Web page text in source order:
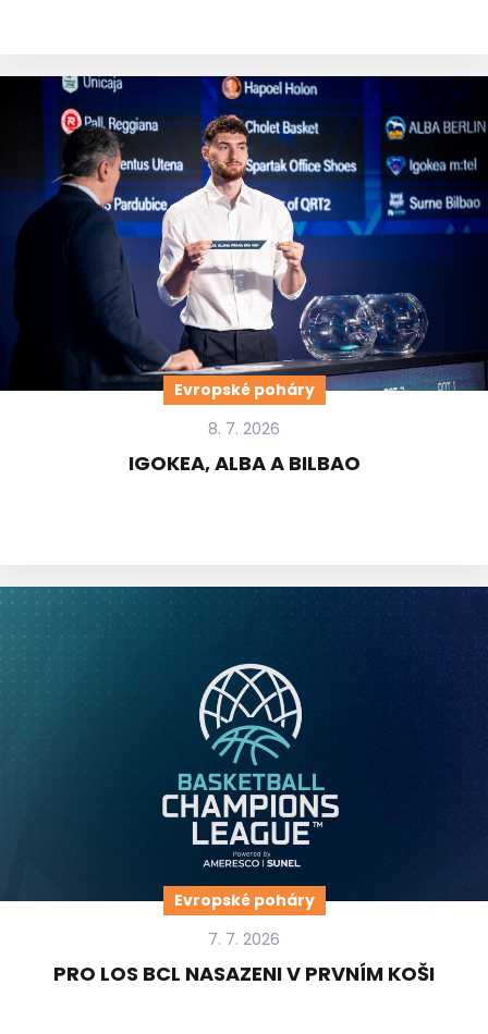
Evropské poháry
8. 7. 2026
IGOKEA, ALBA A BILBAO
Evropské poháry
7. 7. 2026
PRO LOS BCL NASAZENI V PRVNÍM KOŠI